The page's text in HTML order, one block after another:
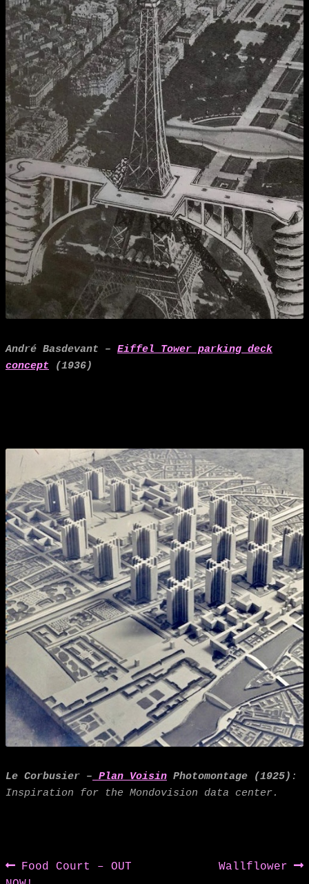
André Basdevant – Eiffel Tower parking deck
concept (1936)
Le Corbusier – Plan Voisin Photomontage (1925) :
Inspiration for the Mondovision data center.
Post
Previous
Food Court – OUT
Next
Wallflower